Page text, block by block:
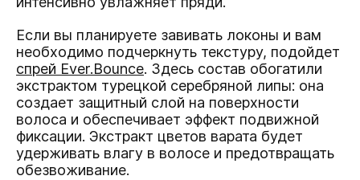
Если вы планируете завивать локоны и вам
необходимо подчеркнуть текстуру, подойдет
спрей Ever.Bounce. Здесь состав обогатили
экстрактом турецкой серебряной липы: она
создает защитный слой на поверхности
волоса и обеспечивает эффект подвижной
фиксации. Экстракт цветов варата будет
удерживать влагу в волосе и предотвращать
обезвоживание.